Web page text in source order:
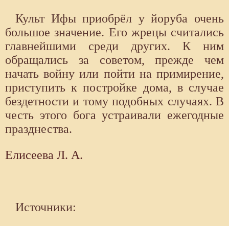
Культ Ифы приобрёл у йоруба очень
большое значение. Его жрецы считались
главнейшими среди других. К ним
обращались за советом, прежде чем
начать войну или пойти на примирение,
приступить к постройке дома, в случае
бездетности и тому подобных случаях. В
честь этого бога устраивали ежегодные
празднества.
Елисеева Л. А.
Источники: